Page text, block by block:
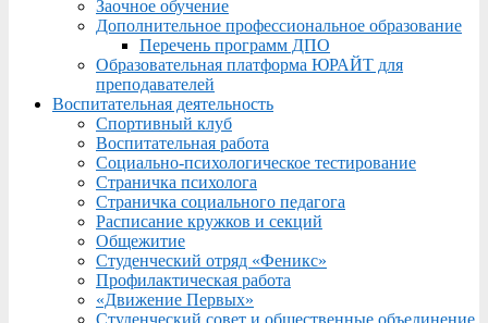
Заочное обучение
Дополнительное профессиональное образование
Перечень программ ДПО
Образовательная платформа ЮРАЙТ для
преподавателей
Воспитательная деятельность
Спортивный клуб
Воспитательная работа
Социально-психологическое тестирование
Страничка психолога
Страничка социального педагога
Расписание кружков и секций
Общежитие
Студенческий отряд «Феникс»
Профилактическая работа
«Движение Первых»
Студенческий совет и общественные объединение